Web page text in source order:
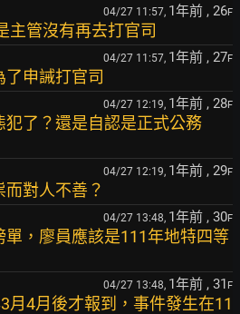
04/27 11:57, 1年前 , 26F
主管沒有再去打官司
04/27 11:57, 1年前 , 27F
申誡打官司
04/27 12:19, 1年前 , 28F
犯了？還是自認是正式公務
04/27 12:19, 1年前 , 29F
對人不善？
04/27 13:48, 1年前 , 30F
單，廖員應該是111年地特四等
04/27 13:48, 1年前 , 31 F
月4月後才報到，事件發生在11